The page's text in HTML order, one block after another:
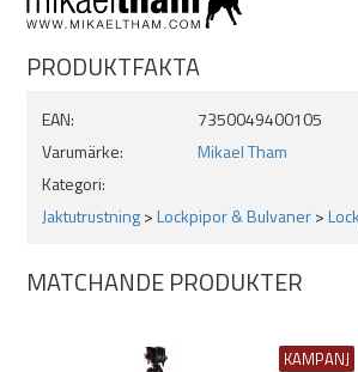
PRODUKTFAKTA
EAN:
7350049400105
Varumärke:
Mikael Tham
Kategori:
Jaktutrustning>Lockpipor & Bulvaner>
MATCHANDE PRODUKTER
KAMPANJ